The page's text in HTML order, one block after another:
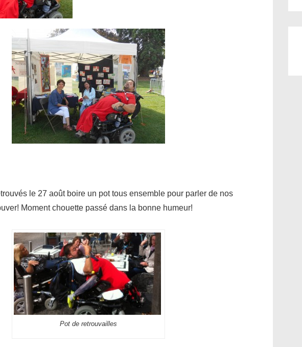
le 27 août boire un pot tous ensemble pour parler de nos
Moment chouette passé dans la bonne humeur!
Pot de retrouvailles